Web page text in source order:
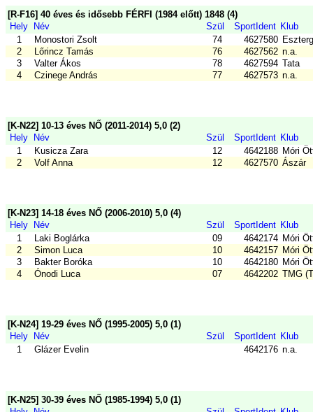
[R-F16] 40 éves és idősebb FÉRFI (1984 előtt) 1848 (4)
Hely
Név Szül SportIdent Klub
1
Monostori Zsolt 74 4627580
2
Lőrincz Tamás 76 4627562 n.a.
3
Valter Ákos 78 4627594 Tata
4
Czinege András 77 4627573 n.a.
[K-N22] 10-13 éves NŐ (2011-2014) 5,0 (2)
Hely
Név Szül SportIdent Klub
1
Kusicza Zara 12 4642188 Móri
2
Volf Anna 12 4627570 Ászár
[K-N23] 14-18 éves NŐ (2006-2010) 5,0 (4)
Hely
Név Szül SportIdent Klub
1
Laki Boglárka 09 4642174 Móri
2
Simon Luca 10 4642157 Móri
3
Bakter Boróka 10 4642180 Móri
4
Ónodi Luca 07 4642202 TMG
[K-N24] 19-29 éves NŐ (1995-2005) 5,0 (1)
Hely
Név Szül SportIdent Klub
1
Glázer Evelin 4642176 n.a.
[K-N25] 30-39 éves NŐ (1985-1994) 5,0 (1)